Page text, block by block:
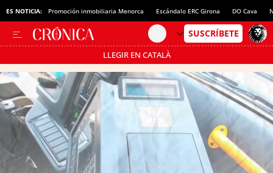
ES NOTICIA: Promoción inmobiliaria Menorca Escándalo ERC Girona DO Cava
LLEGIR EN CATALÀ
Pásate al MODO AHORRO